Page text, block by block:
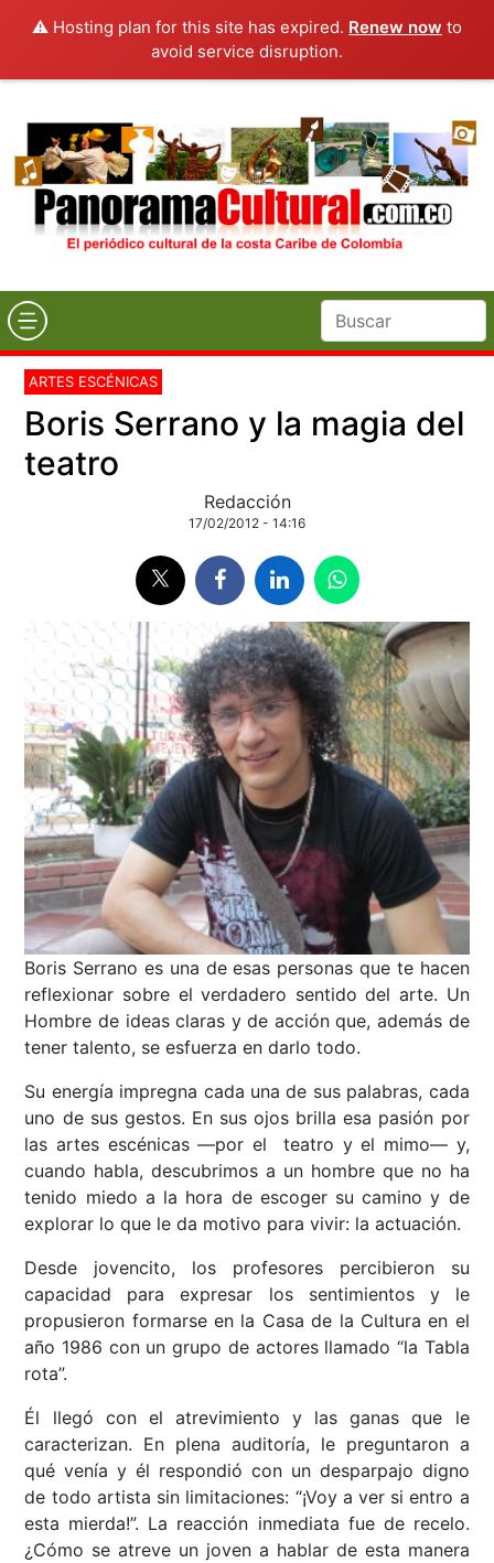
⚠️ Hosting plan for this site has expired. Renew now to
avoid service disruption.
ARTES ESCÉNICAS
Boris Serrano y la magia del
teatro
Redacción
17/02/2012 - 14:16
Boris Serrano es una de esas personas que te hacen
reflexionar sobre el verdadero sentido del arte. Un
Hombre de ideas claras y de acción que, además de
tener talento, se esfuerza en darlo todo.
Su energía impregna cada una de sus palabras, cada
uno de sus gestos. En sus ojos brilla esa pasión por
las artes escénicas ––por el teatro y el mimo–– y,
cuando habla, descubrimos a un hombre que no ha
tenido miedo a la hora de escoger su camino y de
explorar lo que le da motivo para vivir: la actuación.
Desde jovencito, los profesores percibieron su
capacidad para expresar los sentimientos y le
propusieron formarse en la Casa de la Cultura en el
año 1986 con un grupo de actores llamado “la Tabla
rota”.
Él llegó con el atrevimiento y las ganas que le
caracterizan. En plena auditoría, le preguntaron a
qué venía y él respondió con un desparpajo digno
de todo artista sin limitaciones: “¡Voy a ver si entro a
esta mierda!”. La reacción inmediata fue de recelo.
¿Cómo se atreve un joven a hablar de esta manera